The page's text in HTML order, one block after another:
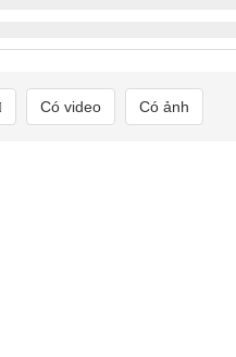
lần xả cuối sau khi gội
thư giãn.
chất kháng khuẩn và làm
của Tinh Dầu Cỏ Thi
Có video Có ảnh